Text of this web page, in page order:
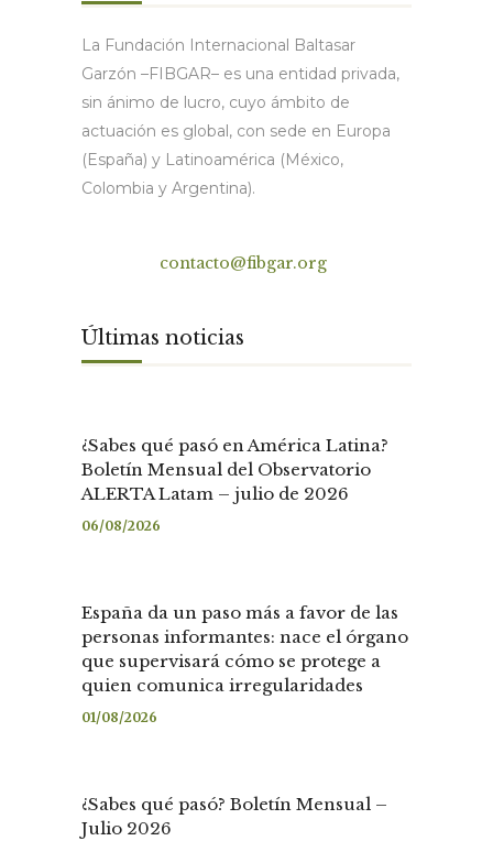
La Fundación Internacional Baltasar
Garzón –FIBGAR– es una entidad privada,
sin ánimo de lucro, cuyo ámbito de
actuación es global, con sede en Europa
(España) y Latinoamérica (México,
Colombia y Argentina).
contacto@fibgar.org
Últimas noticias
¿Sabes qué pasó en América Latina?
Boletín Mensual del Observatorio
ALERTA Latam – julio de 2026
06/08/2026
España da un paso más a favor de las
personas informantes: nace el órgano
que supervisará cómo se protege a
quien comunica irregularidades
01/08/2026
¿Sabes qué pasó? Boletín Mensual –
Julio 2026